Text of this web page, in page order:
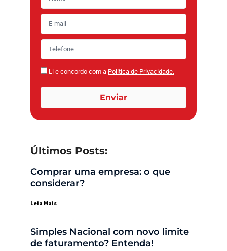
Li e concordo com a Política de Privacidade.
Enviar
Últimos Posts:
Comprar uma empresa: o que
considerar?
Leia Mais
Simples Nacional com novo limite
de faturamento? Entenda!